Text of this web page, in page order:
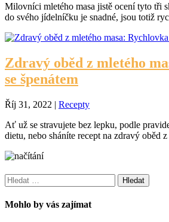
Milovníci mletého masa jistě ocení tyto tři
do svého jídelníčku je snadné, jsou totiž
Zdravý oběd z mletého
se špenátem
Říj 31, 2022 | Recepty
Ať už se stravujete bez lepku, podle
dietu, nebo sháníte recept na zdravý oběd
Vyhledávání
Mohlo by vás zajímat